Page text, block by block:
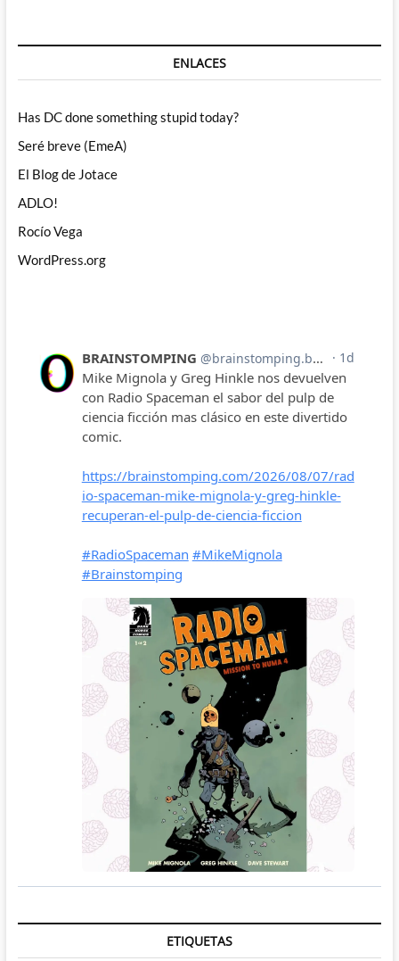
ENLACES
Has DC done something stupid today?
Seré breve (EmeA)
El Blog de Jotace
ADLO!
Rocío Vega
WordPress.org
ETIQUETAS